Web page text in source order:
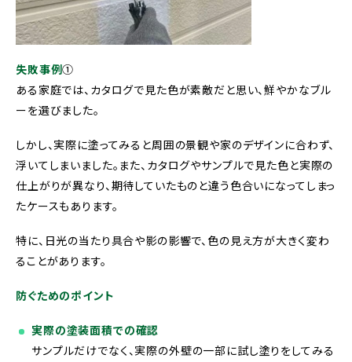
失敗事例➀
ある家庭では、カタログで見た色が素敵だと思い、鮮やかなブル
ーを選びました。
しかし、実際に塗ってみると周囲の景観や家のデザインに合わず、
浮いてしまいました。また、カタログやサンプルで見た色と実際の
仕上がりが異なり、期待していたものと違う色合いになってしまっ
たケースもあります。
特に、日光の当たり具合や影の影響で、色の見え方が大きく変わ
ることがあります。
防ぐためのポイント
実際の塗装面積での確認
サンプルだけでなく、実際の外壁の一部に試し塗りをしてみる